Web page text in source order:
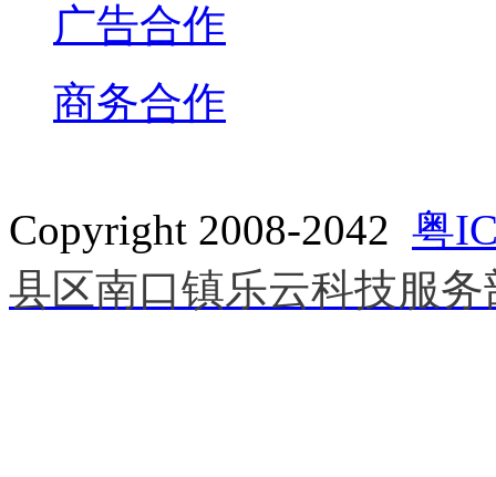
广告合作
商务合作
Copyright 2008-2042 粤
县区南口镇乐云科技服务